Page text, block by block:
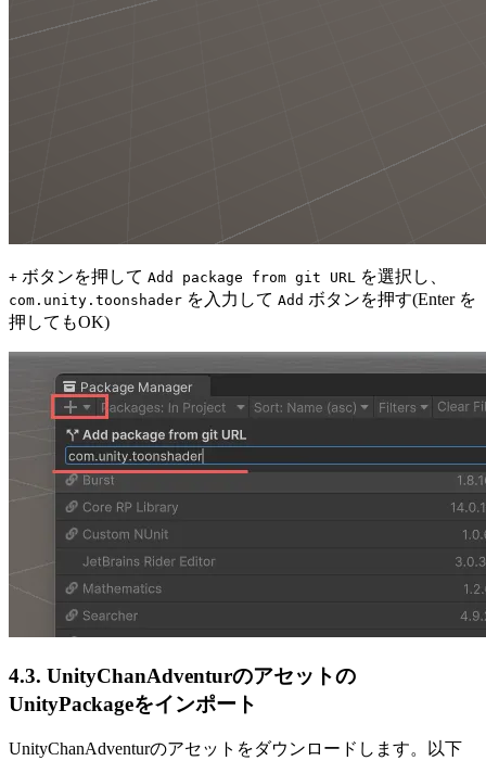
+ ボタンを押して Add package from git URL を選択し、
com.unity.toonshader を入力して Add ボタンを押す(Enter を
押してもOK)
4.3. UnityChanAdventurのアセットの
UnityPackageをインポート
UnityChanAdventurのアセットをダウンロードします。以下